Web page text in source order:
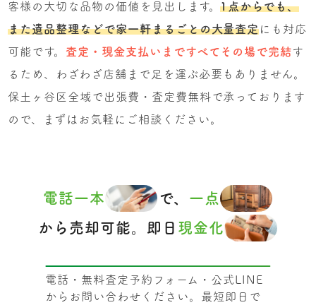
客様の大切な品物の価値を見出します。1点からでも、
また遺品整理などで家一軒まるごとの大量査定にも対応
可能です。 査定・現金支払いまですべてその場で完結す
るため、わざわざ店舗まで足を運ぶ必要もありません。
保土ヶ谷区全域で出張費・査定費無料で承っております
ので、まずはお気軽にご相談ください。
電話一本 で、 一点
から売却可能。即日 現金化
電話・無料査定予約フォーム・公式LINE
からお問い合わせください。最短即日で